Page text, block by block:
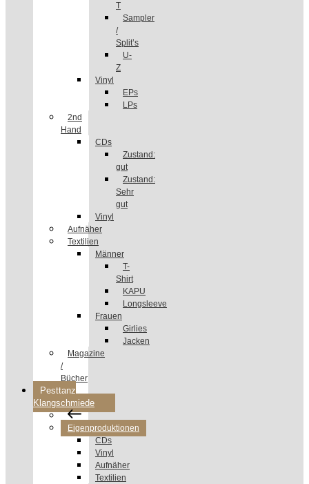
T
Sampler
/
Split’s
U-
Z
Vinyl
EPs
LPs
2nd
Hand
CDs
Zustand:
gut
Zustand:
Sehr
gut
Vinyl
Aufnäher
Textilien
Männer
T-
Shirt
KAPU
Longsleeve
Frauen
Girlies
Jacken
Magazine
/
Bücher
Pesttanz
Klangschmiede
Eigenproduktionen
CDs
Vinyl
Aufnäher
Textilien